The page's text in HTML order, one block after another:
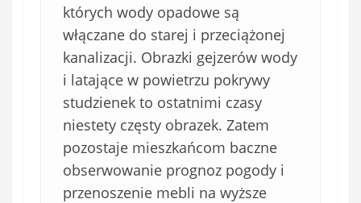
których wody opadowe są
włączane do starej i przeciążonej
kanalizacji. Obrazki gejzerów wody
i latające w powietrzu pokrywy
studzienek to ostatnimi czasy
niestety częsty obrazek. Zatem
pozostaje mieszkańcom baczne
obserwowanie prognoz pogody i
przenoszenie mebli na wyższe